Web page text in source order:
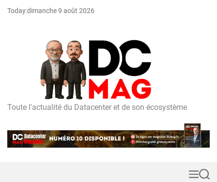
Today:dimanche 9 août 2026
D
m
a
Toute l'actualité du Datacenter et de son écosystème
MS